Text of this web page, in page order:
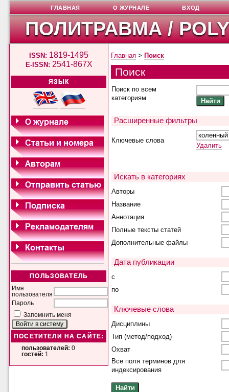
ПОЛИТРАВМА /
ISSN: 1819-1495
E-ISSN: 2541-867X
ЯЗЫК
ПОЛЬЗОВАТЕЛЬ
Имя
пользователя
Пароль
Запомнить меня
ПОСЕТИТЕЛИ НА САЙТЕ:
пользователей: 0
гостей: 1
ГЛАВНАЯ О ЖУРНАЛЕ ВХОД
Главная > Поиск
Поиск
Поиск по всем
категориям
Расширенные фильтры
Ключевые слова
Удалить
Искать в категориях
Авторы
Название
Аннотация
Полные тексты статей
Дополнительные файлы
Дата публикации
с
по
Ключевые слова
Дисциплины
Тип (метод/подход)
Охват
Все поля терминов для
индексирования